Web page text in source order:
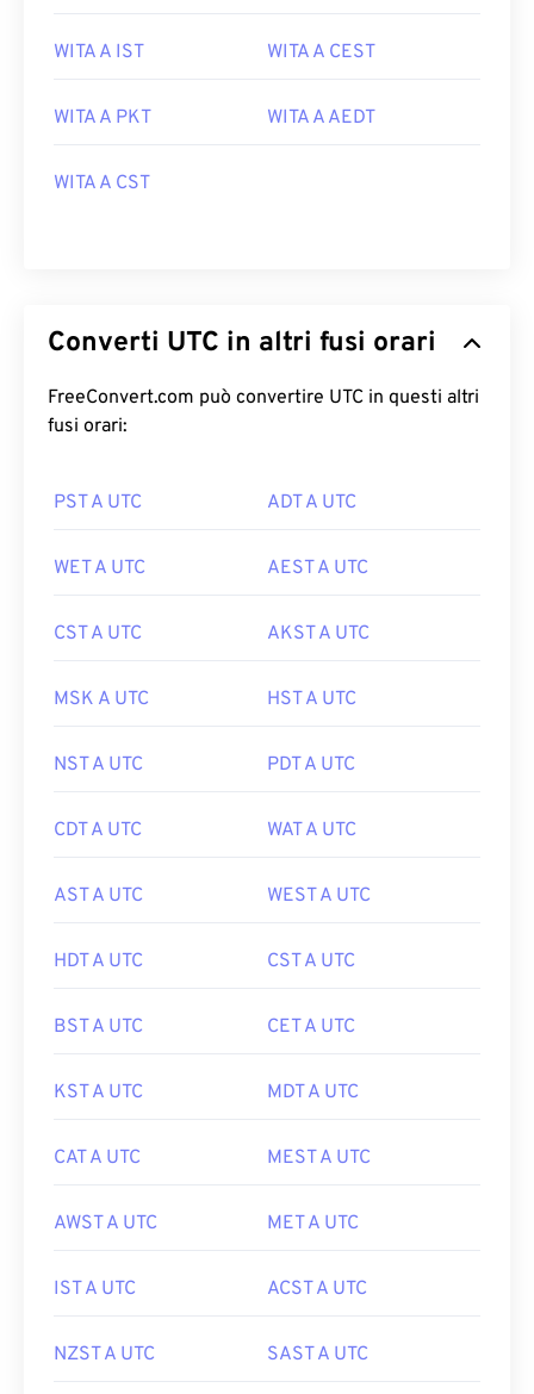
WITA A IST WITA A CEST
WITA A PKT WITA A AEDT
WITA A CST
Converti UTC in altri fusi orari
FreeConvert.com può convertire UTC in questi altri
fusi orari:
PST A UTC ADT A UTC
WET A UTC AEST A UTC
CST A UTC AKST A UTC
MSK A UTC HST A UTC
NST A UTC PDT A UTC
CDT A UTC WAT A UTC
AST A UTC WEST A UTC
HDT A UTC CST A UTC
BST A UTC CET A UTC
KST A UTC MDT A UTC
CAT A UTC MEST A UTC
AWST A UTC MET A UTC
IST A UTC ACST A UTC
NZST A UTC SAST A UTC